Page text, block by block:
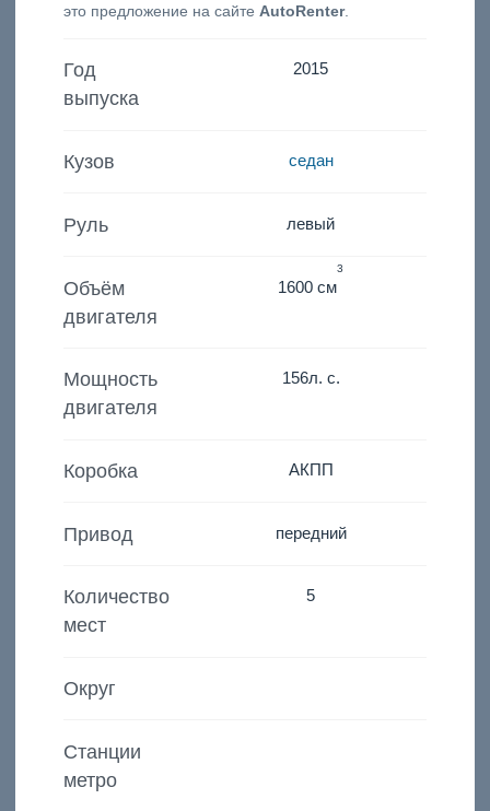
это предложение на сайте AutoRenter.
Год
выпуска
2015
Кузов седан
Руль левый
Объём
двигателя
1600 см
3
Мощность
двигателя
156л. с.
Коробка АКПП
Привод передний
Количество
мест
5
Округ
Станции
метро